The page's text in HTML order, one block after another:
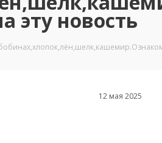
эту новость
12 мая 2025